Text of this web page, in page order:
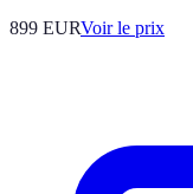
899 EURVoir le prix